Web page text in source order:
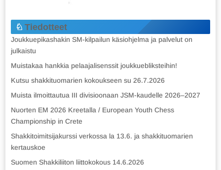
Tiedotteet
Joukkuepikashakin SM-kilpailun käsiohjelma ja palvelut on
julkaistu
Muistakaa hankkia pelaajalisenssit joukkuebliksteihin!
Kutsu shakkituomarien kokoukseen su 26.7.2026
Muista ilmoittautua III divisioonaan JSM-kaudelle 2026–2027
Nuorten EM 2026 Kreetalla / European Youth Chess
Championship in Crete
Shakkitoimitsijakurssi verkossa la 13.6. ja shakkituomarien
kertauskoe
Suomen Shakkiliiton liittokokous 14.6.2026